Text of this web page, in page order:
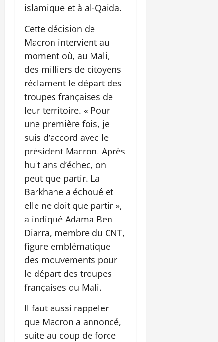
islamique et à al-Qaida.
Cette décision de
Macron intervient au
moment où, au Mali,
des milliers de citoyens
réclament le départ des
troupes françaises de
leur territoire. « Pour
une première fois, je
suis d’accord avec le
président Macron. Après
huit ans d’échec, on
peut que partir. La
Barkhane a échoué et
elle ne doit que partir »,
a indiqué Adama Ben
Diarra, membre du CNT,
figure emblématique
des mouvements pour
le départ des troupes
françaises du Mali.
Il faut aussi rappeler
que Macron a annoncé,
suite au coup de force